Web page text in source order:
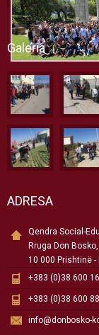
Galeria
ADRESA
Qendra Social-
Rruga Don
10 000 Prishtinë -
+383 (0)38 600
+383 (0)38 600
info@donbosko-